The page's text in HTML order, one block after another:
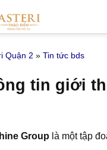
Quận 2 » Tin tức bds
tin giới
Group là một tập